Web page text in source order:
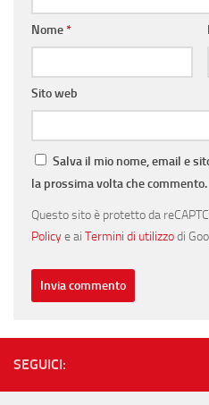
Nome*
Sito web
Salva il mio nome, email e
la prossima volta che commento.
Questo sito è protetto da
Policye ai Termini di utilizzodi
SEGUICI: